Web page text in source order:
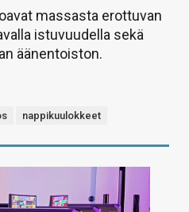
massasta erottuvan
istuvuudella sekä
äänentoiston.
nappikuulokkeet